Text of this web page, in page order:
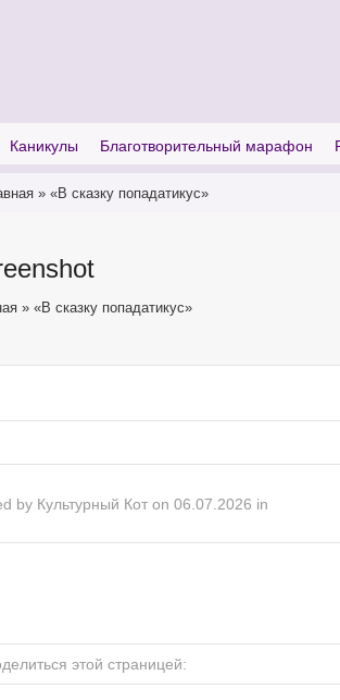
Каникулы Благотворительный марафон
» «В сказку попадатикус»
» «В сказку попадатикус»
by Культурный Кот on 06.07.2026 in
этой страницей: